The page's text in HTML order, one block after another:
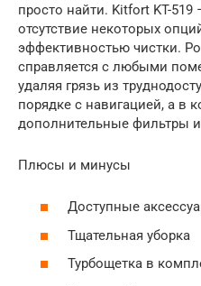
просто найти. Kitfort KT-519
отсутствие некоторых
эффективностью чистки.
справляется с любыми
удаляя грязь из
порядке с навигацией, а в
дополнительные фильтры
Плюсы и минусы
Доступные
Тщательная уборка
Турбощетка в